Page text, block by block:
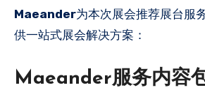
Maeander为本次展会推荐展台服
供一站式展会解决方案：
Maeander服务内容